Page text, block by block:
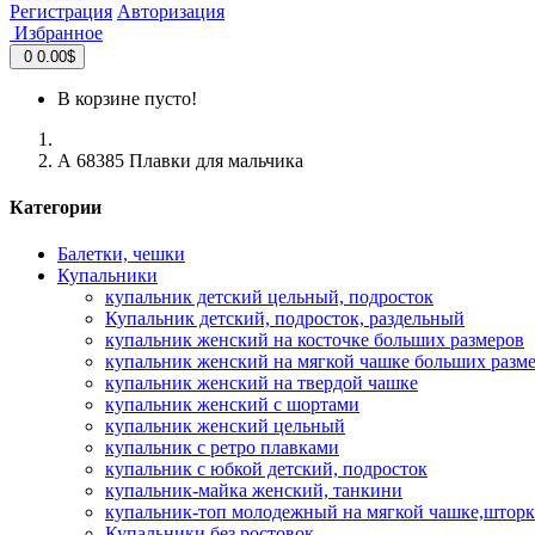
Регистрация Авторизация
Избранное
0 0.00$
В корзине пусто!
А 68385 Плавки для мальчика
Категории
Балетки, чешки
Купальники
купальник детский цельный, подросток
Купальник детский, подросток, раздельный
купальник женский на косточке больших размеров
купальник женский на мягкой чашке больших
купальник женский на твердой чашке
купальник женский с шортами
купальник женский цельный
купальник с ретро плавками
купальник с юбкой детский, подросток
купальник-майка женский, танкини
купальник-топ молодежный на мягкой